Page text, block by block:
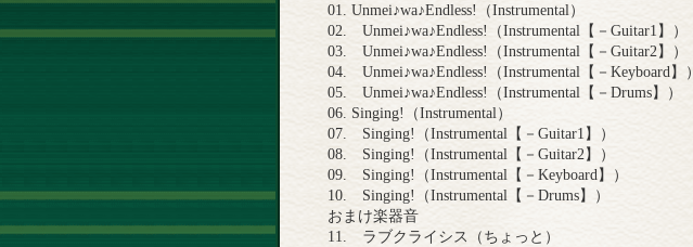
01. Unmei♪wa♪Endless!（Instrumental）
02. Unmei♪wa♪Endless!（Instrumental【－Guitar1】）
03. Unmei♪wa♪Endless!（Instrumental【－Guitar2】）
04. Unmei♪wa♪Endless!（Instrumental【－Keyboard】）
05. Unmei♪wa♪Endless!（Instrumental【－Drums】）
06. Singing!（Instrumental）
07. Singing!（Instrumental【－Guitar1】）
08. Singing!（Instrumental【－Guitar2】）
09. Singing!（Instrumental【－Keyboard】）
10. Singing!（Instrumental【－Drums】）
おまけ楽器音
11. ラブクライシス（ちょっと）